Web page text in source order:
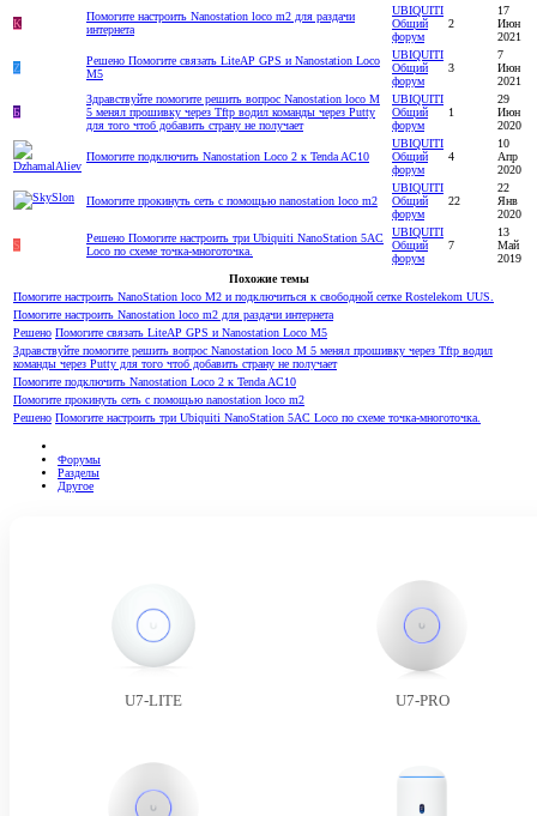
К
Помогите настроить Nanostation loco m2 для раздачи
интернета
UBIQUITI
Общий
форум
2
17
Июн
2021
Z
Решено Помогите связать LiteAP GPS и Nanostation Loco
M5
UBIQUITI
Общий
форум
3
7
Июн
2021
Б
Здравствуйте помогите решить вопрос Nanostation loco M
5 менял прошивку через Tftp водил команды через Putty
для того чтоб добавить страну не получает
UBIQUITI
Общий
форум
1
29
Июн
2020
Помогите подключить Nanostation Loco 2 к Tenda AC10
UBIQUITI
Общий
форум
4
10
Апр
2020
Помогите прокинуть сеть с помощью nanostation loco m2
UBIQUITI
Общий
форум
22
22
Янв
2020
S
Решено Помогите настроить три Ubiquiti NanoStation 5AC
Loco по схеме точка-многоточка.
UBIQUITI
Общий
форум
7
13
Май
2019
Похожие темы
Помогите настроить NanoStation loco M2 и подключиться к свободной сетке Rostelekom UUS.
Помогите настроить Nanostation loco m2 для раздачи интернета
Решено Помогите связать LiteAP GPS и Nanostation Loco M5
Здравствуйте помогите решить вопрос Nanostation loco M 5 менял прошивку через Tftp водил
команды через Putty для того чтоб добавить страну не получает
Помогите подключить Nanostation Loco 2 к Tenda AC10
Помогите прокинуть сеть с помощью nanostation loco m2
Решено Помогите настроить три Ubiquiti NanoStation 5AC Loco по схеме точка-многоточка.
Форумы
Разделы
Другое
U7-LITE U7-PRO